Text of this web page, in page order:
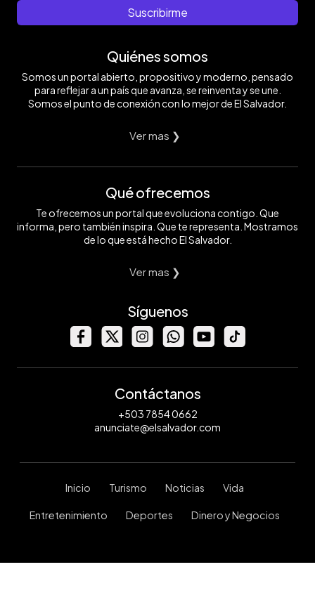
Suscribirme
Quiénes somos
Somos un portal abierto, propositivo y moderno, pensado
para reflejar a un país que avanza, se reinventa y se une.
Somos el punto de conexión con lo mejor de El Salvador.
Ver mas ❯
Qué ofrecemos
Te ofrecemos un portal que evoluciona contigo. Que
informa, pero también inspira. Que te representa. Mostramos
de lo que está hecho El Salvador.
Ver mas ❯
Síguenos
Contáctanos
+503 7854 0662
anunciate@elsalvador.com
Inicio Turismo Noticias Vida
Entretenimiento Deportes Dinero y Negocios